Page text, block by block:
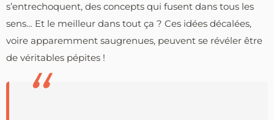
s’entrechoquent, des concepts qui fusent dans tous les
sens… Et le meilleur dans tout ça ? Ces idées décalées,
voire apparemment saugrenues, peuvent se révéler être
de véritables pépites !